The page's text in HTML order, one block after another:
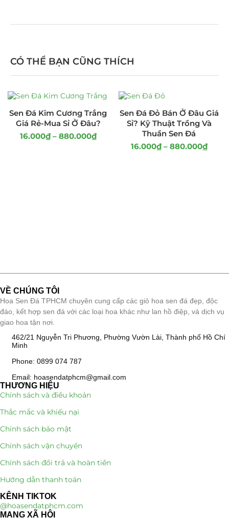
CÓ THỂ BẠN CŨNG THÍCH
Sen Đá Kim Cương Trắng
Giá Rẻ-Mua Sỉ Ở Đâu?
16.000₫ – 880.000₫
Sen Đá Đỏ Bán Ở Đâu Giá
Sỉ? Kỹ Thuật Trồng Và
Thuần Sen Đá
16.000₫ – 880.000₫
VỀ CHÚNG TÔI
Hoa Sen Đá TPHCM chuyên cung cấp các giỏ hoa sen đá đẹp, độc
đáo, kết hợp sen đá với các loại hoa khác như lan hồ điệp, và dịch vụ
giao hoa tận nơi.
462/21 Nguyễn Tri Phương, Phường Vườn Lài, Thành phố Hồ Chí
Minh
Phone: 0899 074 787
Email: hoasendatphcm@gmail.com
THƯƠNG HIỆU
Chính sách và điều khoản
Thắc mắc và khiếu nại
Chính sách bảo mật
Chính sách vận chuyển
Chính sách đổi trả và hoàn tiền
Hướng dẫn thanh toán
KÊNH TIKTOK
@hoasendatphcm.com
MẠNG XÃ HỘI